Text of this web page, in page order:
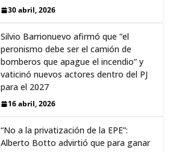
30 abril, 2026
Silvio Barrionuevo afirmó que “el
peronismo debe ser el camión de
bomberos que apague el incendio” y
vaticinó nuevos actores dentro del PJ
para el 2027
16 abril, 2026
“No a la privatización de la EPE”:
Alberto Botto advirtió que para ganar